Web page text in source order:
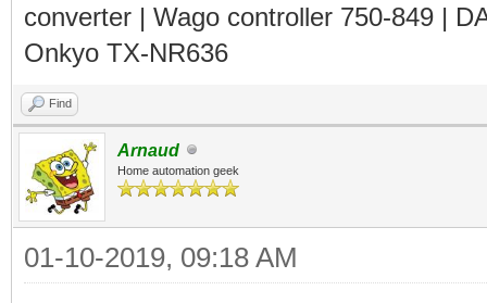
converter | Wago controller 750-849 |
Onkyo TX-NR636
Find
Arnaud
Home automation geek
01-10-2019, 09:18 AM